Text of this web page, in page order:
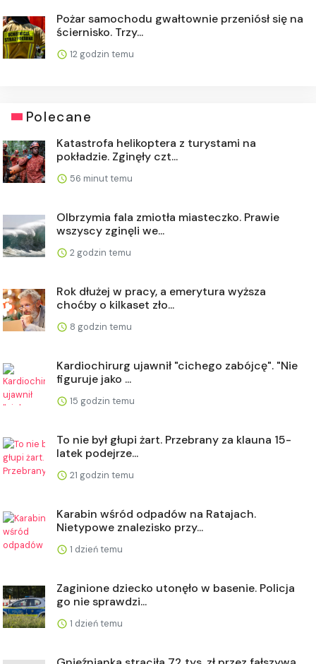
Pożar samochodu gwałtownie przeniósł się na
ściernisko. Trzy...
12 godzin temu
Polecane
Katastrofa helikoptera z turystami na
pokładzie. Zginęły czt...
56 minut temu
Olbrzymia fala zmiotła miasteczko. Prawie
wszyscy zginęli we...
2 godzin temu
Rok dłużej w pracy, a emerytura wyższa
choćby o kilkaset zło...
8 godzin temu
Kardiochirurg ujawnił "cichego zabójcę". "Nie
figuruje jako ...
15 godzin temu
To nie był głupi żart. Przebrany za klauna 15-
latek podejrze...
21 godzin temu
Karabin wśród odpadów na Ratajach.
Nietypowe znalezisko przy...
1 dzień temu
Zaginione dziecko utonęło w basenie. Policja
go nie sprawdzi...
1 dzień temu